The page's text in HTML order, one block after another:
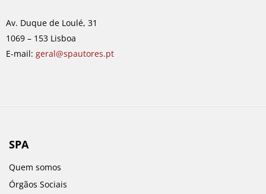
o
k
r
a
m
i
n
Av. Duque de Loulé, 31
1069 – 153 Lisboa
E-mail: geral@spautores.pt
SPA
Quem somos
Órgãos Sociais